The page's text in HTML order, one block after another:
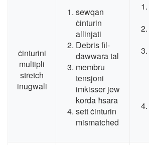
ċinturini
multipli
stretch
inugwali
sewqan
ċinturin
allinjati
Debris fil-
dawwara tal
membru
tensjoni
imkisser jew
korda ħsara
sett ċinturin
mismatched